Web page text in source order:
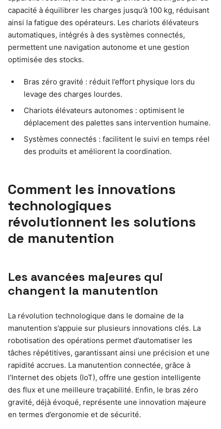
capacité à équilibrer les charges jusqu’à 100 kg, réduisant
ainsi la fatigue des opérateurs. Les chariots élévateurs
automatiques, intégrés à des systèmes connectés,
permettent une navigation autonome et une gestion
optimisée des stocks.
Bras zéro gravité : réduit l’effort physique lors du
levage des charges lourdes.
Chariots élévateurs autonomes : optimisent le
déplacement des palettes sans intervention humaine.
Systèmes connectés : facilitent le suivi en temps réel
des produits et améliorent la coordination.
Comment les innovations
technologiques
révolutionnent les solutions
de manutention
Les avancées majeures qui
changent la manutention
La révolution technologique dans le domaine de la
manutention s’appuie sur plusieurs innovations clés. La
robotisation des opérations permet d’automatiser les
tâches répétitives, garantissant ainsi une précision et une
rapidité accrues. La manutention connectée, grâce à
l’Internet des objets (IoT), offre une gestion intelligente
des flux et une meilleure traçabilité. Enfin, le bras zéro
gravité, déjà évoqué, représente une innovation majeure
en termes d’ergonomie et de sécurité.